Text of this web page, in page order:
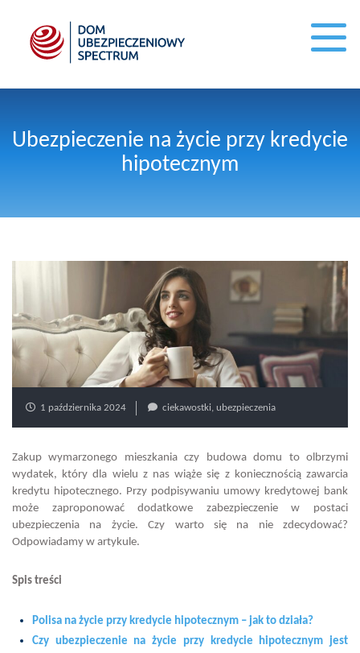
Ubezpieczenie na życie przy kredycie
hipotecznym
1 października 2024 ciekawostki, ubezpieczenia
Zakup wymarzonego mieszkania czy budowa domu to olbrzymi
wydatek, który dla wielu z nas wiąże się z koniecznością zawarcia
kredytu hipotecznego. Przy podpisywaniu umowy kredytowej bank
może zaproponować dodatkowe zabezpieczenie w postaci
ubezpieczenia na życie. Czy warto się na nie zdecydować?
Odpowiadamy w artykule.
Spis treści
Polisa na życie przy kredycie hipotecznym – jak to działa?
Czy ubezpieczenie na życie przy kredycie hipotecznym jest